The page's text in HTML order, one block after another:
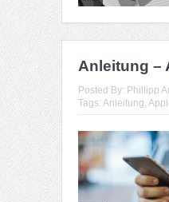
Anleitung –
Posted By: Phillipp
Tags: Anleitung